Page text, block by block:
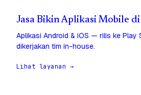
Jasa Bikin Aplikasi Mobile di
Aplikasi Android & iOS — rilis ke Play
dikerjakan tim in-house.
Lihat layanan →